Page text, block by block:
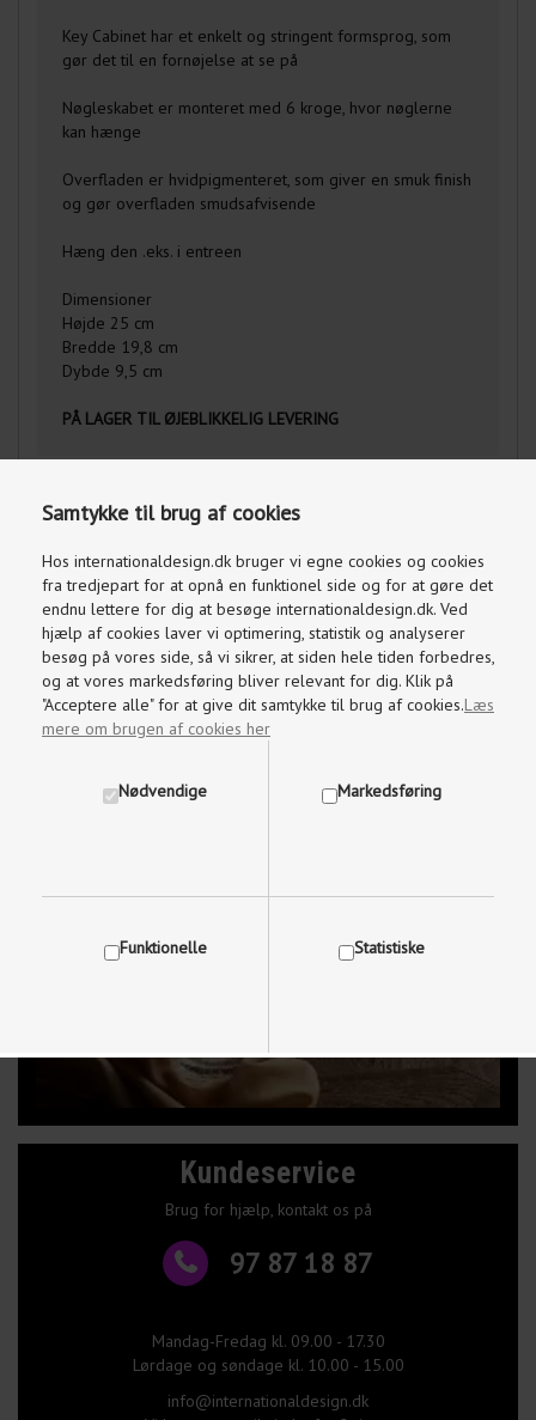
Samtykke til brug af cookies
Hos internationaldesign.dk bruger vi egne cookies og cookies
fra tredjepart for at opnå en funktionel side og for at gøre det
endnu lettere for dig at besøge internationaldesign.dk. Ved
hjælp af cookies laver vi optimering, statistik og analyserer
besøg på vores side, så vi sikrer, at siden hele tiden forbedres,
og at vores markedsføring bliver relevant for dig. Klik på
"Acceptere alle" for at give dit samtykke til brug af cookies.Læs
mere om brugen af cookies her
Nødvendige Markedsføring
Funktionelle Statistiske
Vis cookie detaljer
AktuelInfo
Kundeservice
Brug for hjælp, kontakt os på
97 87 18 87
Mandag-Fredag kl. 09.00 - 17.30
Lørdage og søndage kl. 10.00 - 15.00
info@internationaldesign.dk
Key Cabinet har et enkelt og stringent formsprog, som
gør det til en fornøjelse at se på
Nøgleskabet er monteret med 6 kroge, hvor nøglerne
kan hænge
Overfladen er hvidpigmenteret, som giver en smuk finish
og gør overfladen smudsafvisende
Hæng den .eks. i entreen
Dimensioner
Højde 25 cm
Bredde 19,8 cm
Dybde 9,5 cm
PÅ LAGER TIL ØJEBLIKKELIG LEVERING